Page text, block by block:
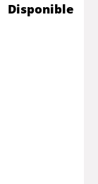
Disponible